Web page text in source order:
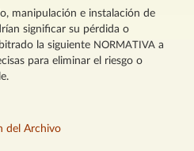
manipulación e instalación de
significar su pérdida o
la siguiente NORMATIVA a
para eliminar el riesgo o
del Archivo